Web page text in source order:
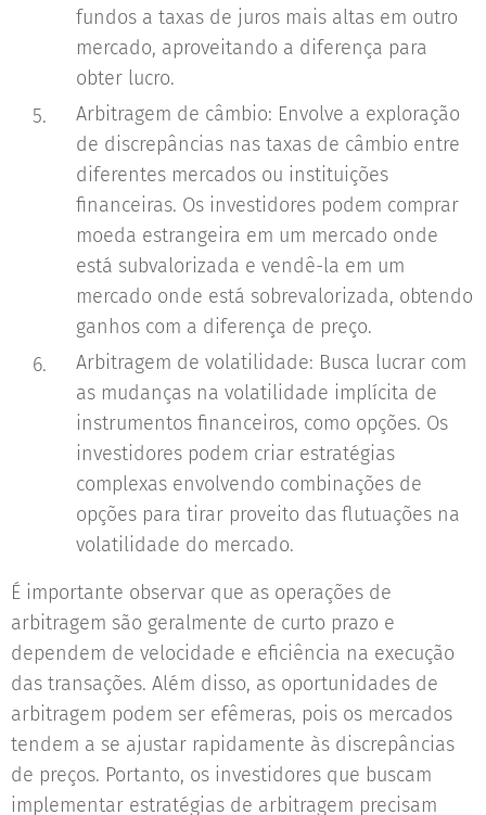
fundos a taxas de juros mais altas em outro
mercado, aproveitando a diferença para
obter lucro.
Arbitragem de câmbio: Envolve a exploração
de discrepâncias nas taxas de câmbio entre
diferentes mercados ou instituições
financeiras. Os investidores podem comprar
moeda estrangeira em um mercado onde
está subvalorizada e vendê-la em um
mercado onde está sobrevalorizada, obtendo
ganhos com a diferença de preço.
Arbitragem de volatilidade: Busca lucrar com
as mudanças na volatilidade implícita de
instrumentos financeiros, como opções. Os
investidores podem criar estratégias
complexas envolvendo combinações de
opções para tirar proveito das flutuações na
volatilidade do mercado.
É importante observar que as operações de
arbitragem são geralmente de curto prazo e
dependem de velocidade e eficiência na execução
das transações. Além disso, as oportunidades de
arbitragem podem ser efêmeras, pois os mercados
tendem a se ajustar rapidamente às discrepâncias
de preços. Portanto, os investidores que buscam
implementar estratégias de arbitragem precisam